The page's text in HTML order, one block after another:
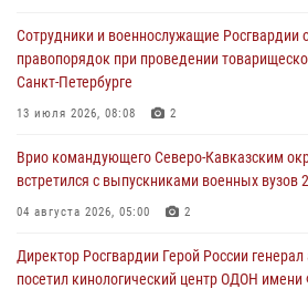
взрывобезопасности
07 августа 2026, 11:33
Рэпер ST посетил раненых росгвардейцев в
07 августа 2026, 11:18 2
В Ставрополе офицеры Росгвардии стали
07 августа 2026, 11:00
Сотрудники и военнослужащие Росгвардии
правопорядок при проведении
Санкт-Петербурге
13 июля 2026, 08:08 2
Врио командующего Северо-Кавказским
встретился с выпускниками военных вузов
04 августа 2026, 05:00 2
Директор Росгвардии Герой России
посетил кинологический центр ОДОН